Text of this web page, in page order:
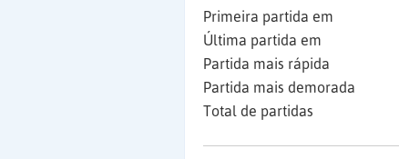
Primeira partida em
Última partida em
Partida mais rápida
Partida mais demorada
Total de partidas